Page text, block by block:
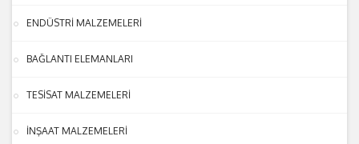
ENDÜSTRİ MALZEMELERİ
BAĞLANTI ELEMANLARI
TESİSAT MALZEMELERİ
İNŞAAT MALZEMELERİ